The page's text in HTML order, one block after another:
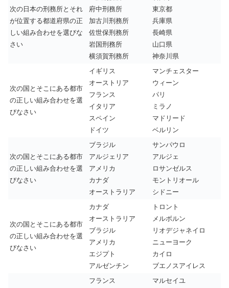
次の日本の刑務所とそれ
が位置する都道府県の正
しい組み合わせを選びな
さい
府中刑務所
加古川刑務所
佐世保刑務所
岩国刑務所
横須賀刑務所
東京都
兵庫県
長崎県
山口県
神奈川県
次の国とそこにある都市
の正しい組み合わせを選
びなさい
イギリス
オーストリア
フランス
イタリア
スペイン
ドイツ
マンチェスター
ウィーン
パリ
ミラノ
マドリード
ベルリン
次の国とそこにある都市
の正しい組み合わせを選
びなさい
ブラジル
アルジェリア
アメリカ
カナダ
オーストラリア
サンパウロ
アルジェ
ロサンゼルス
モントリオール
シドニー
次の国とそこにある都市
の正しい組み合わせを選
びなさい
カナダ
オーストラリア
ブラジル
アメリカ
エジプト
アルゼンチン
トロント
メルボルン
リオデジャネイロ
ニューヨーク
カイロ
ブエノスアイレス
フランス
マルセイユ